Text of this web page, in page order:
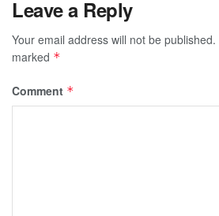
Leave a Reply
Your email address will not be published.
marked *
Comment *